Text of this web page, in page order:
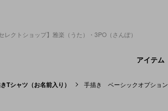
レクトショップ】雅楽（うた）・3PO（さんぽ）
アイテム
Tシャツ（お名前入り） 手描き ベーシックオプション